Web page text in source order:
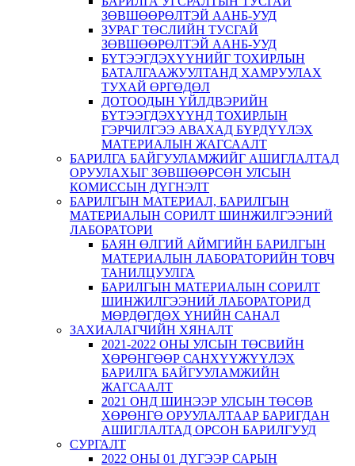
ЗӨВШӨӨРӨЛТЭЙ ААНБ-УУД
ЗУРАГ ТӨСЛИЙН ТУСГАЙ
ЗӨВШӨӨРӨЛТЭЙ ААНБ-УУД
БҮТЭЭГДЭХҮҮНИЙГ ТОХИРЛЫН
БАТАЛГААЖУУЛТАНД ХАМРУУЛАХ
ТУХАЙ ӨРГӨДӨЛ
ДОТООДЫН ҮЙЛДВЭРИЙН
БҮТЭЭГДЭХҮҮНД ТОХИРЛЫН
ГЭРЧИЛГЭЭ АВАХАД БҮРДҮҮЛЭХ
МАТЕРИАЛЫН ЖАГСААЛТ
БАРИЛГА БАЙГУУЛАМЖИЙГ АШИГЛАЛТАД
ОРУУЛАХЫГ ЗӨВШӨӨРСӨН УЛСЫН
КОМИССЫН ДҮГНЭЛТ
БАРИЛГЫН МАТЕРИАЛ, БАРИЛГЫН
МАТЕРИАЛЫН СОРИЛТ ШИНЖИЛГЭЭНИЙ
ЛАБОРАТОРИ
БАЯН ӨЛГИЙ АЙМГИЙН БАРИЛГЫН
МАТЕРИАЛЫН ЛАБОРАТОРИЙН ТОВЧ
ТАНИЛЦУУЛГА
БАРИЛГЫН МАТЕРИАЛЫН СОРИЛТ
ШИНЖИЛГЭЭНИЙ ЛАБОРАТОРИД
МӨРДӨГДӨХ ҮНИЙН САНАЛ
ЗАХИАЛАГЧИЙН ХЯНАЛТ
2021-2022 ОНЫ УЛСЫН ТӨСВИЙН
ХӨРӨНГӨӨР САНХҮҮЖҮҮЛЭХ
БАРИЛГА БАЙГУУЛАМЖИЙН
ЖАГСААЛТ
2021 ОНД ШИНЭЭР УЛСЫН ТӨСӨВ
ХӨРӨНГӨ ОРУУЛАЛТААР БАРИГДАН
АШИГЛАЛТАД ОРСОН БАРИЛГУУД
СУРГАЛТ
2022 ОНЫ 01 ДҮГЭЭР САРЫН